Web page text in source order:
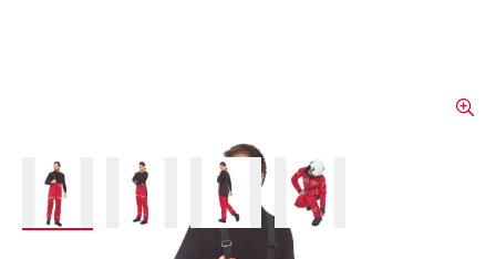
View larger imageView larger imageView larger imageView larger image